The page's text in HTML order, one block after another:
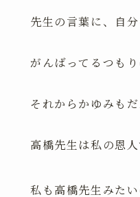
先生の言葉に、自
がんばってるつも
それからかゆみも
高橋先生は私の恩人
私も高橋先生みたい